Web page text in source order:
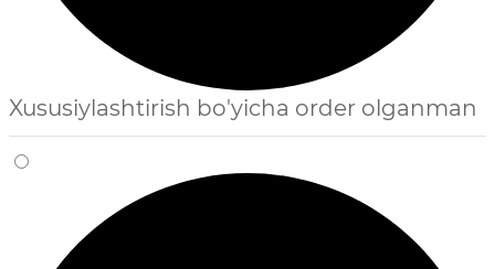
Xususiylashtirish bo'yicha order olganman